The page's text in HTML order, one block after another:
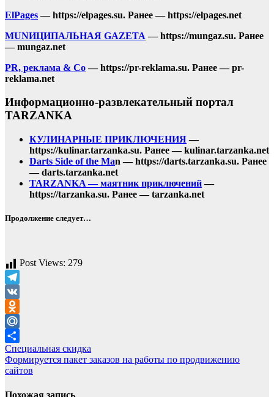
ElPages— https://elpages.su. Ранее — https://elpages.net
MUNИЦИПАЛЬНАЯ GAZЕТА — https://mungaz.su. Ранее
— mungaz.net
PR, реклама & Co— https://pr-reklama.su. Ранее — pr-
reklama.net
Информационно-развлекательный портал
TARZANKA
КУЛИНАРНЫЕ ПРИКЛЮЧЕНИЯ—
https://kulinar.tarzanka.su. Ранее — kulinar.tarzanka.net
Darts Side of the Man — https://darts.tarzanka.su. Ранее
— darts.tarzanka.net
TARZANKA — маятник приключений—
https://tarzanka.su. Ранее — tarzanka.net
Продолжение следует…
Post Views: 279
Telegram
VK
Odnoklassniki
Mail.Ru
Отправить
Навигация
по
Специальная скидка
Формируется пакет заказов на работы по продвижению
сайтов
Похожая запись